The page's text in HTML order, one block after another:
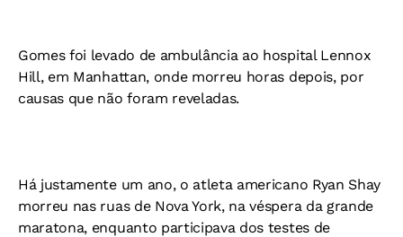
Gomes foi levado de ambulância ao hospital Lennox
Hill, em Manhattan, onde morreu horas depois, por
causas que não foram reveladas.
Há justamente um ano, o atleta americano Ryan Shay
morreu nas ruas de Nova York, na véspera da grande
maratona, enquanto participava dos testes de